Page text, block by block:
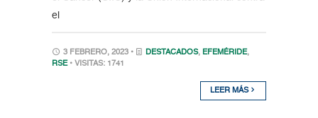
el
3 FEBRERO, 2023 • DESTACADOS, EFEMÉRIDE,
RSE • VISITAS: 1741
LEER MÁS